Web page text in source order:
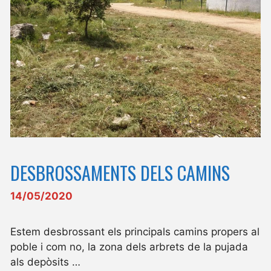
DESBROSSAMENTS DELS CAMINS
14/05/2020
Estem desbrossant els principals camins propers al
poble i com no, la zona dels arbrets de la pujada
als depòsits …